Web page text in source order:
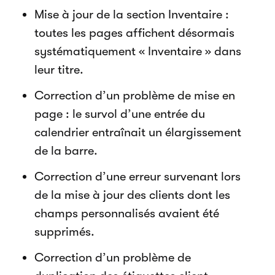
Mise à jour de la section Inventaire :
toutes les pages affichent désormais
systématiquement « Inventaire » dans
leur titre.
Correction d’un problème de mise en
page : le survol d’une entrée du
calendrier entraînait un élargissement
de la barre.
Correction d’une erreur survenant lors
de la mise à jour des clients dont les
champs personnalisés avaient été
supprimés.
Correction d’un problème de